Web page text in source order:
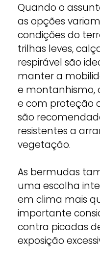
Quando o
as opções
condições do
trilhas leves,
respirável são
manter a
e montanhismo,
e com proteção
são
resistentes a
vegetação.
As bermudas
uma escolha
em clima mais
importante
contra picadas
exposição